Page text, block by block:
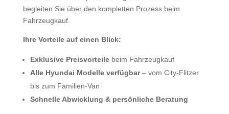
begleiten Sie über den kompletten Prozess beim
Fahrzeugkauf.
Ihre Vorteile auf einen Blick:
Exklusive Preisvorteilebeim Fahrzeugkauf
Alle Hyundai Modelle verfügbar– vom City-Flitzer
bis zum Familien-Van
Schnelle Abwicklung & persönliche Beratung